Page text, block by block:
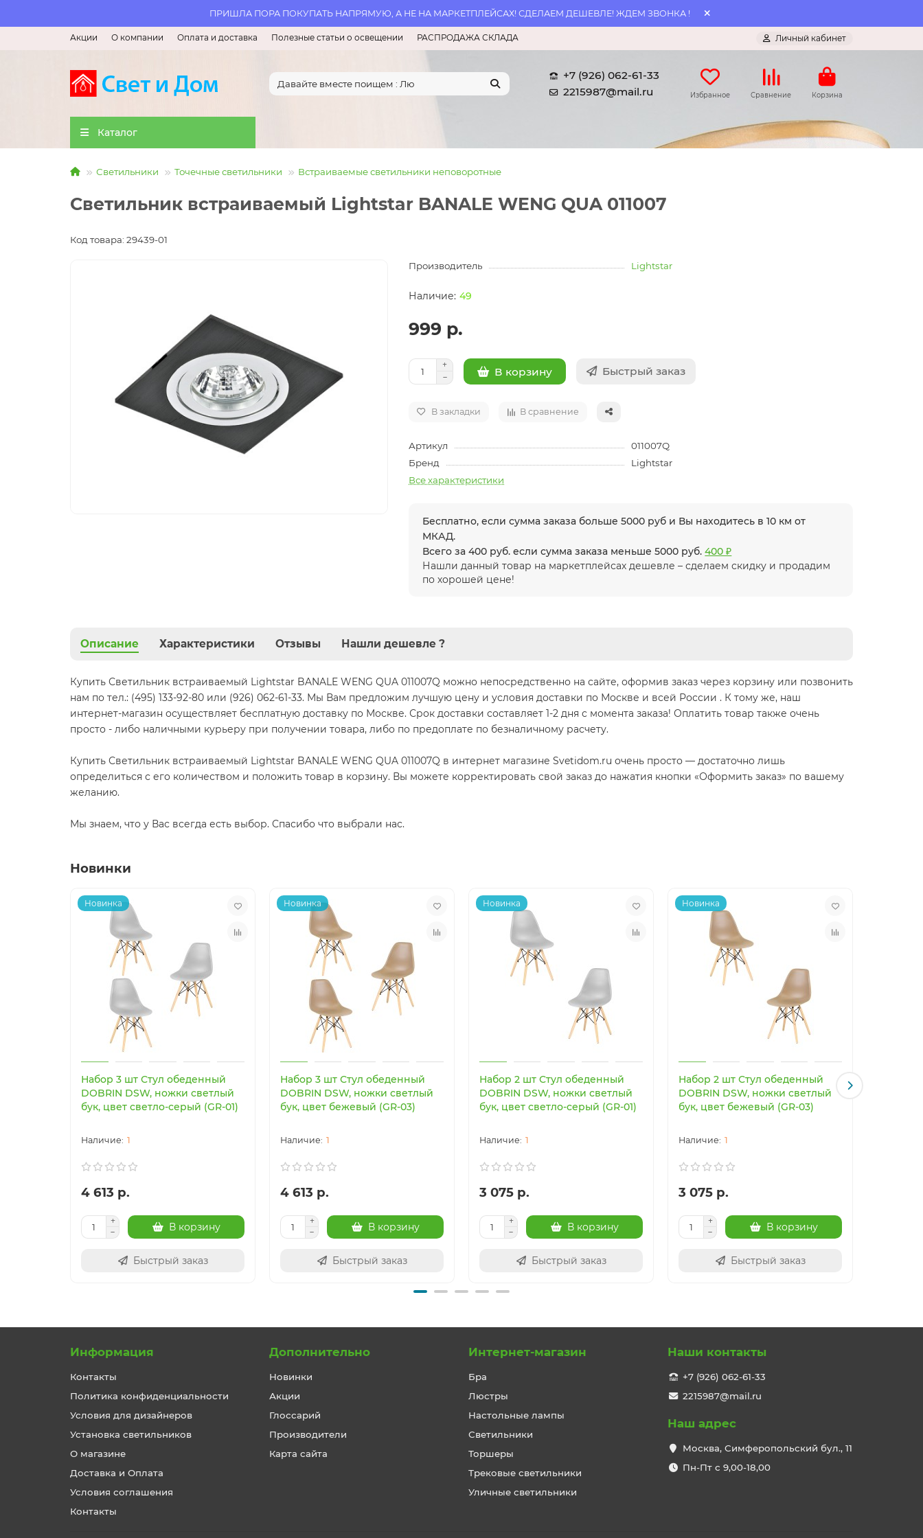
ПРИШЛА ПОРА ПОКУПАТЬ НАПРЯМУЮ, А НЕ НА МАРКЕТПЛЕЙСАХ! СДЕЛАЕМ ДЕШЕВЛЕ! ЖДЕМ ЗВОНКА !
Акции О компании Оплата и доставка Полезные статьи о освещении РАСПРОДАЖА СКЛАДА Личный кабинет
+7 (926) 062-61-33
2215987@mail.ru
Избранное Сравнение Корзина
Каталог
Светильники Точечные светильники Встраиваемые светильники неповоротные
Светильник встраиваемый Lightstar BANALE WENG QUA 011007
Код товара: 29439-01
Производитель Lightstar
49
999 р.
В корзину Быстрый заказ
В закладки В сравнение
Артикул
011007Q
Бренд
Lightstar
Все характеристики
Бесплатно, если сумма заказа больше 5000 руб и Вы находитесь в 10 км от
МКАД.
Всего за 400 руб. если сумма заказа меньше 5000 руб.400 ₽
Нашли данный товар на маркетплейсах дешевле – сделаем скидку и продадим
по хорошей цене!
Описание Характеристики Отзывы Нашли дешевле ?
Купить Светильник встраиваемый Lightstar BANALE WENG QUA 011007Q можно непосредственно на сайте, оформив заказ через корзину или позвонить
нам по тел.: (495) 133-92-80 или (926) 062-61-33. Мы Вам предложим лучшую цену и условия доставки по Москве и всей России . К тому же, наш
интернет-магазин осуществляет бесплатную доставку по Москве. Срок доставки составляет 1-2 дня с момента заказа! Оплатить товар также очень
просто - либо наличными курьеру при получении товара, либо по предоплате по безналичному расчету.
Купить Светильник встраиваемый Lightstar BANALE WENG QUA 011007Q в интернет магазине Svetidom.ru очень просто — достаточно лишь
определиться с его количеством и положить товар в корзину. Вы можете корректировать свой заказ до нажатия кнопки «Оформить заказ» по вашему
желанию.
Мы знаем, что у Вас всегда есть выбор. Спасибо что выбрали нас.
Новинки
Новинка
Набор 3 шт Стул обеденный
DOBRIN DSW, ножки светлый
бук, цвет светло-серый (GR-01)
1
4 613 р.
В корзину
Быстрый заказ
Новинка
Набор 3 шт Стул обеденный
DOBRIN DSW, ножки светлый
бук, цвет бежевый (GR-03)
1
4 613 р.
В корзину
Быстрый заказ
Новинка
Набор 2 шт Стул обеденный
DOBRIN DSW, ножки светлый
бук, цвет светло-серый (GR-01)
1
3 075 р.
В корзину
Быстрый заказ
Новинка
Набор 2 шт Стул обеденный
DOBRIN DSW, ножки светлый
бук, цвет бежевый (GR-03)
1
3 075 р.
В корзину
Быстрый заказ
Информация
Контакты
Политика конфиденциальности
Условия для дизайнеров
Установка светильников
О магазине
Доставка и Оплата
Условия соглашения
Контакты
Дополнительно
Новинки
Акции
Глоссарий
Производители
Карта сайта
Интернет-магазин
Бра
Люстры
Настольные лампы
Светильники
Торшеры
Трековые светильники
Уличные светильники
Наши контакты
+7 (926) 062-61-33
2215987@mail.ru
Наш адрес
Москва, Симферопольский бул., 11
Пн-Пт с 9,00-18,00